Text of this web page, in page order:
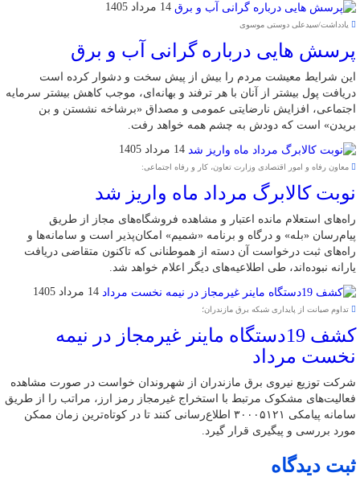
14 مرداد 1405
یادداشت/سیدعلی دوستی موسوی
پرسش هایی درباره گرانی آب و برق
این شرایط معیشت مردم را بیش از پیش سخت و دشوار کرده است
دریافت پول بیشتر از آنان با هر ترفند و بهانه‌ای، موجب کاهش بیشتر سرمایه
اجتماعی، افزایش نارضایتی عمومی و مصداق «برشاخه نشستن و بن
بریدن» است که دودش به چشم همه خواهد رفت.
14 مرداد 1405
معاون رفاه و امور اقتصادی وزارت تعاون، کار و رفاه اجتماعی:
نوبت کالابرگ مرداد ماه واریز شد
راه‌های استعلام مانده اعتبار و مشاهده فروشگاه‌های مجاز از طریق
پیام‌رسان «بله» و درگاه و برنامه «شمیم» امکان‌پذیر است و سامانه‌ها و
راه‌های ثبت درخواست آن دسته از هموطنانی که تاکنون متقاضی دریافت
یارانه نبوده‌اند، طی اطلاعیه‌های دیگر اعلام خواهد شد.
14 مرداد 1405
تداوم صیانت از پایداری شبکه برق مازندران؛
کشف 19دستگاه ماینر غیرمجاز در نیمه
نخست مرداد
شرکت توزیع نیروی برق مازندران از شهروندان خواست در صورت مشاهده
فعالیت‌های مشکوک مرتبط با استخراج غیرمجاز رمز ارز، مراتب را از طریق
سامانه پیامکی ۳۰۰۰۵۱۲۱ اطلاع‌رسانی کنند تا در کوتاه‌ترین زمان ممکن
مورد بررسی و پیگیری قرار گیرد.
ثبت دیدگاه